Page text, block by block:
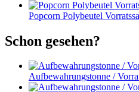
Popcorn Polybeutel
Schon gesehen?
Aufbewahrungstonne /